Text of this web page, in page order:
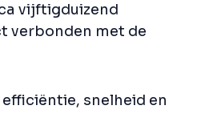
vijftigduizend
verbonden met de
snelheid en